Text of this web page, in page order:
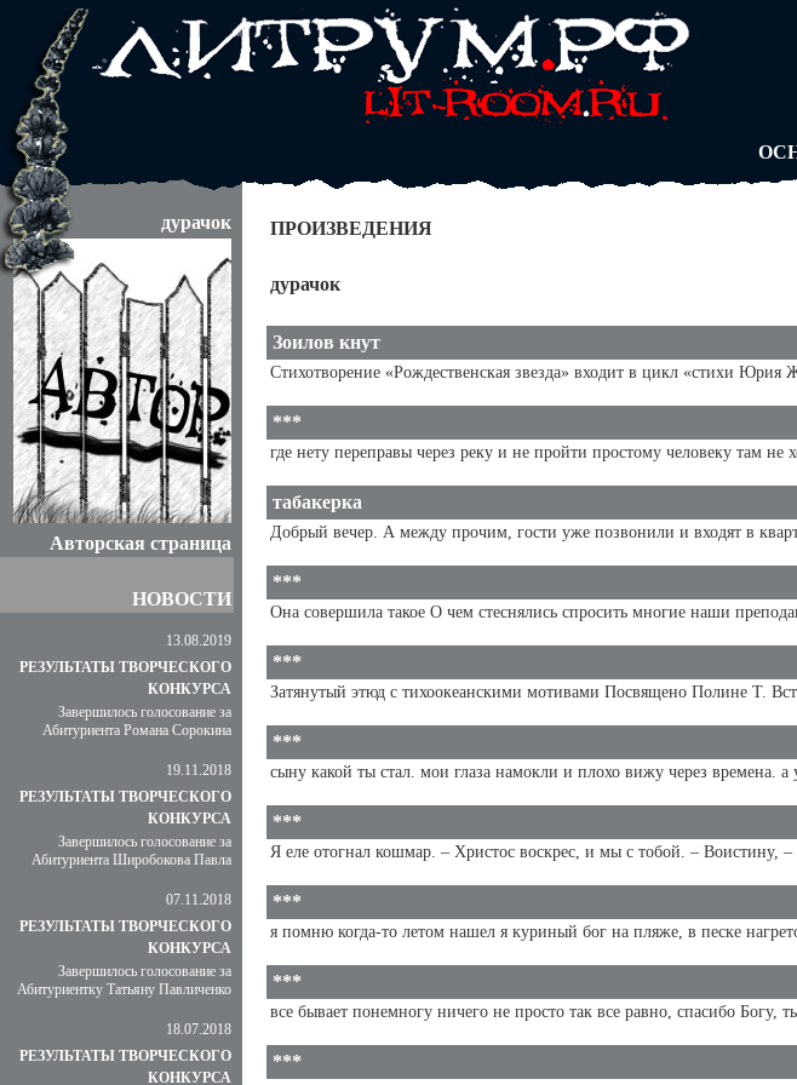
дурачок
Авторская страница
НОВОСТИ
13.08.2019
РЕЗУЛЬТАТЫ ТВОРЧЕСКОГО
КОНКУРСА
Завершилось голосование за
Абитуриента Романа Сорокина
19.11.2018
РЕЗУЛЬТАТЫ ТВОРЧЕСКОГО
КОНКУРСА
Завершилось голосование за
Абитуриента Широбокова Павла
07.11.2018
РЕЗУЛЬТАТЫ ТВОРЧЕСКОГО
КОНКУРСА
Завершилось голосование за
Абитуриентку Татьяну Павличенко
18.07.2018
РЕЗУЛЬТАТЫ ТВОРЧЕСКОГО
КОНКУРСА
ПРОИЗВЕДЕНИЯ
дурачок
Зоилов кнут
Стихотворение «Рождественская звезда» входит в цикл «стихи Юрия
***
где нету переправы через реку и не пройти простому человеку там не
табакерка
Добрый вечер. А между прочим, гости уже позвонили и входят в
***
Она совершила такое О чем стеснялись спросить многие наши
***
Затянутый этюд с тихоокеанскими мотивами Посвящено Полине Т.
***
сыну какой ты стал. мои глаза намокли и плохо вижу через времена. а
***
Я еле отогнал кошмар. – Христос воскрес, и мы с тобой. – Воистину,
***
я помню когда-то летом нашел я куриный бог на пляже, в песке
***
все бывает понемногу ничего не просто так все равно, спасибо Богу,
***